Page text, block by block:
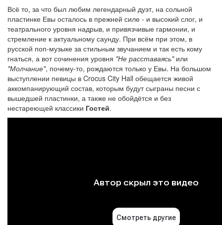
Всё то, за что был любим легендарный дуэт, на сольной
пластинке Евы осталось в прежней силе - и высокий слог, и
театрального уровня надрыв, и привязчивые гармонии, и
стремление к актуальному саунду. При всём при этом, в
русской поп-музыке за стильным звучанием и так есть кому
гнаться, а вот сочинения уровня "Не расставаясь"или
"Молчание", почему-то, рождаются только у Евы. На большом
выступлении певицы в Crocus City Hall обещается живой
аккомпанирующий состав, которым будут сыграны песни с
вышедшей пластинки, а также не обойдётся и без
нестареющей классики Гостей.